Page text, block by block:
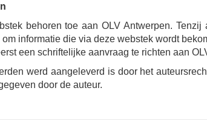
behoren toe aan OLV Antwerpen.
informatie die via deze webstek wordt
een schriftelijke aanvraag te richten aan
werd aangeleverd is door het
door de auteur.